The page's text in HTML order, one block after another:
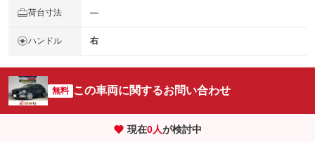
荷台寸法 ―
ハンドル 右
無料 この車両に関するお問い合わせ
現在0人が検討中